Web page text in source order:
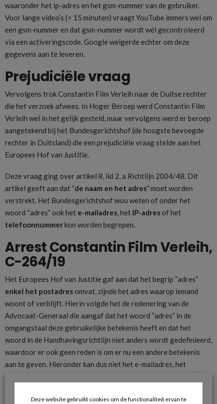
waaronder het ip-adres en het gsm-nummer van de gebruiker.
Voor lange video’s (> 15 minuten) vraagt YouTube immers wel om
een gsm-nummer en dat gsm-nummer wordt wél gecontroleerd
via een activeringscode. Google weigerde echter om deze
gegevens aan te leveren.
Prejudiciële vraag
Vervolgens trok Constantin Film Verleih naar de Duitse rechter
die het verzoek afwees. In Hoger Beroep werd Constantin Film
Verleih wel in het gelijk gesteld, maar vervolgens werd er beroep
aangetekend bij het Bundesgerichtshof (de hoogste bevoegde
rechter in Duitsland) die een prejudiciële vraag stelde aan het
Europees Hof van Justitie.
Deze vraag ging over artikel 8, lid 2, a Richtlijn 2004/48. Dit
artikel geeft aan dat “de naam en het adres” moet worden
verstrekt. Het Bundesgerichtshof wou weten of onder het
woord “adres” ook het e-mailadres, het IP-adres of het
telefoonnummerkon worden begrepen.
Arrest Constantin Film Verleih,
C-264/19
Het Europees Hof van Justitie gaf aan dat het begrip “adres”
enkel het postadres omvat, zijnde het adres waarop iemand
woont of verblijft. Hierin volgde het de redenering van de
Advocaat-Generaal die aangaf dat het woord “adres” in de
omgangstaal deze gebruikelijke betekenis heeft en dat het
woord in de Handhavingsrichtlijn niet anders wordt gedefinieerd,
waardoor er ook geen reden is om er nu een andere betekenis
aan te geven. Hieronder kan dus niet het e-mailadres, het
verstrekken.Deze website gebruikt cookies om de functionaliteit ervan te